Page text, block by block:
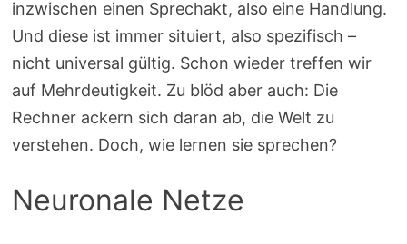
inzwischen einen Sprechakt, also eine Handlung.
Und diese ist immer situiert, also spezifisch –
nicht universal gültig. Schon wieder treffen wir
auf Mehrdeutigkeit. Zu blöd aber auch: Die
Rechner ackern sich daran ab, die Welt zu
verstehen. Doch, wie lernen sie sprechen?
Neuronale Netze